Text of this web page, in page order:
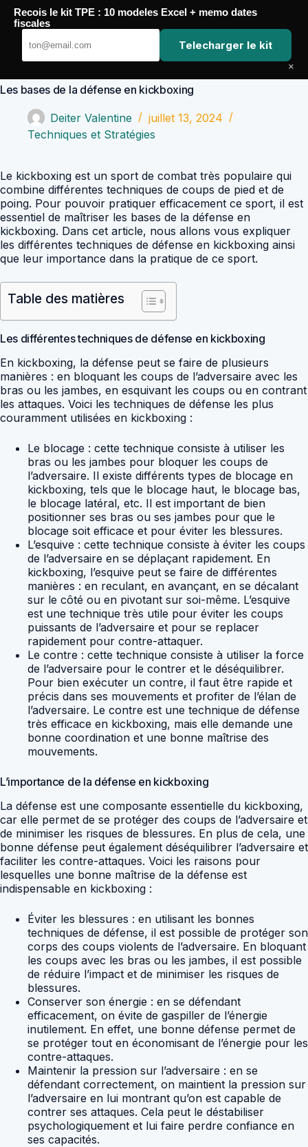
Passer
contenu
Comptabilité Job
Les bases de la défense en kickboxing
Deiter Valentine
juillet 13, 2024
Techniques et Stratégies
Le kickboxing est un sport de combat très populaire qui
combine différentes techniques de coups de pied et de
poing. Pour pouvoir pratiquer efficacement ce sport, il est
essentiel de maîtriser les bases de la défense en
kickboxing. Dans cet article, nous allons vous expliquer
les différentes techniques de défense en kickboxing ainsi
que leur importance dans la pratique de ce sport.
Table des matières
Les différentes techniques de défense en kickboxing
En kickboxing, la défense peut se faire de plusieurs
manières : en bloquant les coups de l’adversaire avec les
bras ou les jambes, en esquivant les coups ou en contrant
les attaques. Voici les techniques de défense les plus
couramment utilisées en kickboxing :
Le blocage : cette technique consiste à utiliser les
bras ou les jambes pour bloquer les coups de
l’adversaire. Il existe différents types de blocage en
kickboxing, tels que le blocage haut, le blocage bas,
le blocage latéral, etc. Il est important de bien
positionner ses bras ou ses jambes pour que le
blocage soit efficace et pour éviter les blessures.
L’esquive : cette technique consiste à éviter les coups
de l’adversaire en se déplaçant rapidement. En
kickboxing, l’esquive peut se faire de différentes
manières : en reculant, en avançant, en se décalant
sur le côté ou en pivotant sur soi-même. L’esquive
est une technique très utile pour éviter les coups
puissants de l’adversaire et pour se replacer
rapidement pour contre-attaquer.
Le contre : cette technique consiste à utiliser la force
de l’adversaire pour le contrer et le déséquilibrer.
Pour bien exécuter un contre, il faut être rapide et
précis dans ses mouvements et profiter de l’élan de
l’adversaire. Le contre est une technique de défense
très efficace en kickboxing, mais elle demande une
bonne coordination et une bonne maîtrise des
mouvements.
L’importance de la défense en kickboxing
La défense est une composante essentielle du kickboxing,
car elle permet de se protéger des coups de l’adversaire et
de minimiser les risques de blessures. En plus de cela, une
bonne défense peut également déséquilibrer l’adversaire et
faciliter les contre-attaques. Voici les raisons pour
lesquelles une bonne maîtrise de la défense est
indispensable en kickboxing :
Éviter les blessures : en utilisant les bonnes
techniques de défense, il est possible de protéger son
corps des coups violents de l’adversaire. En bloquant
les coups avec les bras ou les jambes, il est possible
de réduire l’impact et de minimiser les risques de
blessures.
Conserver son énergie : en se défendant
efficacement, on évite de gaspiller de l’énergie
inutilement. En effet, une bonne défense permet de
se protéger tout en économisant de l’énergie pour les
contre-attaques.
Maintenir la pression sur l’adversaire : en se
défendant correctement, on maintient la pression sur
l’adversaire en lui montrant qu’on est capable de
contrer ses attaques. Cela peut le déstabiliser
psychologiquement et lui faire perdre confiance en
ses capacités.
Recois le kit TPE : 10 modeles Excel + memo dates
fiscales
Telecharger le kit
×